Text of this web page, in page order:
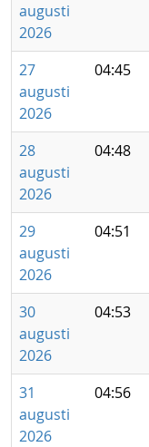
augusti
2026
27
augusti
2026
04:45
28
augusti
2026
04:48
29
augusti
2026
04:51
30
augusti
2026
04:53
31
augusti
2026
04:56